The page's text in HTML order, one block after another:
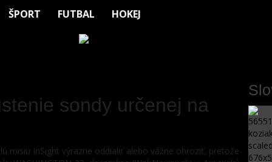
ŠPORT FUTBAL HOKEJ
sondy určenej na
misiu InSight výrazne oddialiť alebo vážne ohroziť, pretože